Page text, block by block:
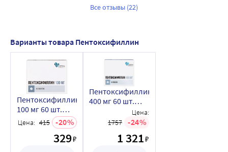
Все отзывы (22)
Варианты товара Пентоксифиллин
Пентоксифиллин
100 мг 60 шт.
таблетки
кишечнорастворимые
, покрытые
Цена: 415 20
329₽
Пентоксифиллин
400 мг 60 шт.
пролонгированным
покрытые
Цена:
1757
24
1 321₽